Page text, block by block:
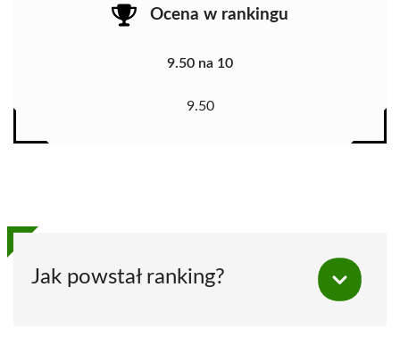
Ocena w rankingu
9.50 na 10
9.50
Jak powstał ranking?